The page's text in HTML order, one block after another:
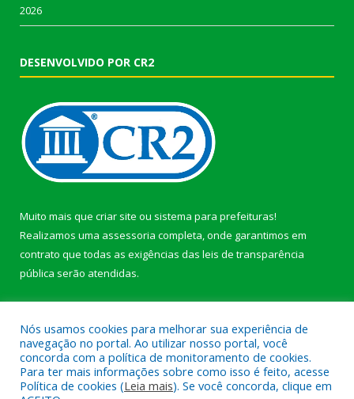
2026
DESENVOLVIDO POR CR2
Muito mais que criar site ou sistema para prefeituras!
Realizamos uma assessoria completa, onde garantimos em
contrato que todas as exigências das leis de transparência
pública serão atendidas.
Todos os direitos reservados a Prefeitura Municipal de Afuá.
Nós usamos cookies para melhorar sua experiência de
navegação no portal. Ao utilizar nosso portal, você
concorda com a política de monitoramento de cookies.
Para ter mais informações sobre como isso é feito, acesse
Política de cookies (Leia mais). Se você concorda, clique em